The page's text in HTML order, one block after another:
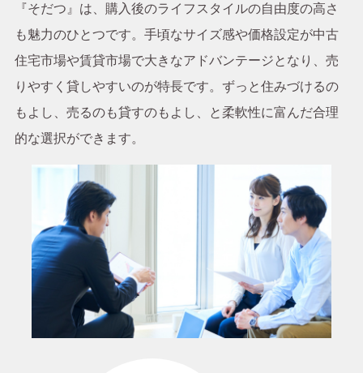
『そだつ』は、購入後のライフスタイルの自由度の高さ
も魅力のひとつです。手頃なサイズ感や価格設定が中古
住宅市場や賃貸市場で大きなアドバンテージとなり、売
りやすく貸しやすいのが特長です。ずっと住みづけるの
もよし、売るのも貸すのもよし、と柔軟性に富んだ合理
的な選択ができます。